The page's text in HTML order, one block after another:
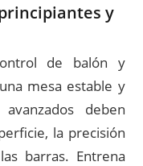
y
de balón y
mesa estable y
deben
la precisión
barras. Entrena